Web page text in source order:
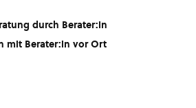
durch Berater:in
mit Berater:in vor Ort